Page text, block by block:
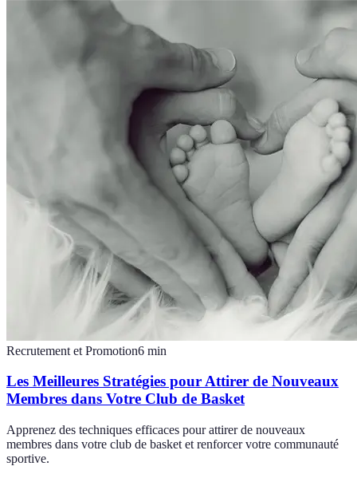
Recrutement et Promotion6 min
Les Meilleures Stratégies pour Attirer de Nouveaux
Membres dans Votre Club de Basket
Apprenez des techniques efficaces pour attirer de nouveaux
membres dans votre club de basket et renforcer votre communauté
sportive.